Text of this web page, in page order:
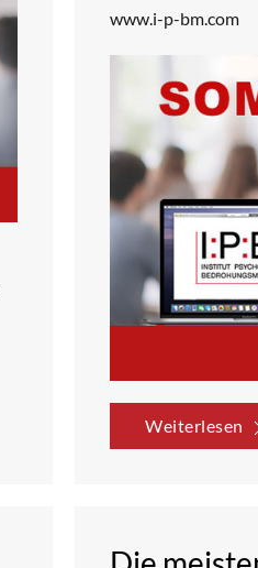
www.i-p-bm.com
Weiterlesen